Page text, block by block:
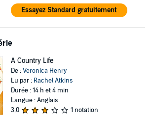
be a holiday to remember!
bursting with heart,A Country Christmasis
series, followed by
.
published as 'Honeycote' **
like a dream' - Jill Mansell
Essayez Standard gratuitement
A Country Life
De :Veronica Henry
Lu par : Rachel Atkins
Durée : 14 h et 4 min
Langue : Anglais
3,0
1 notation